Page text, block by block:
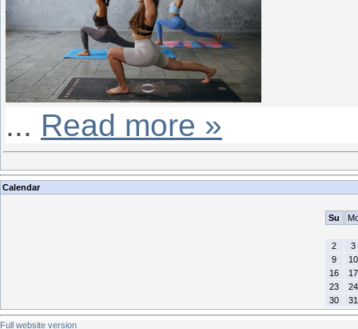
... Read more »
Calendar
Su
2
3
9
10
16
17
23
24
30
31
Full website version